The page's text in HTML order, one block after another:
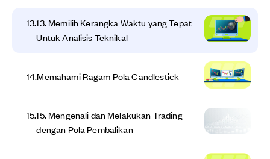
13.13. Memilih Kerangka Waktu yang Tepat
Untuk Analisis Teknikal
14.Memahami Ragam Pola Candlestick
15.15. Mengenali dan Melakukan Trading
dengan Pola Pembalikan